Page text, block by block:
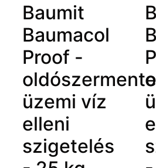
Baumit
Baumacol
Proof -
üzemi víz
elleni
szigetelés